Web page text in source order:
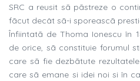
SRC a reusit sã pãstreze o
fãcut decât sã-i sporeascã
Înfiintatã de Thoma Ionescu în
de orice, sã constituie forumul
care sã fie dezbãtute
care sã emane si idei noi si în